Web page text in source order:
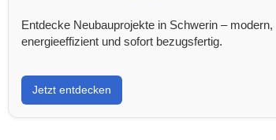
Entdecke Neubauprojekte in Schwerin – modern,
energieeffizient und sofort bezugsfertig.
Jetzt entdecken